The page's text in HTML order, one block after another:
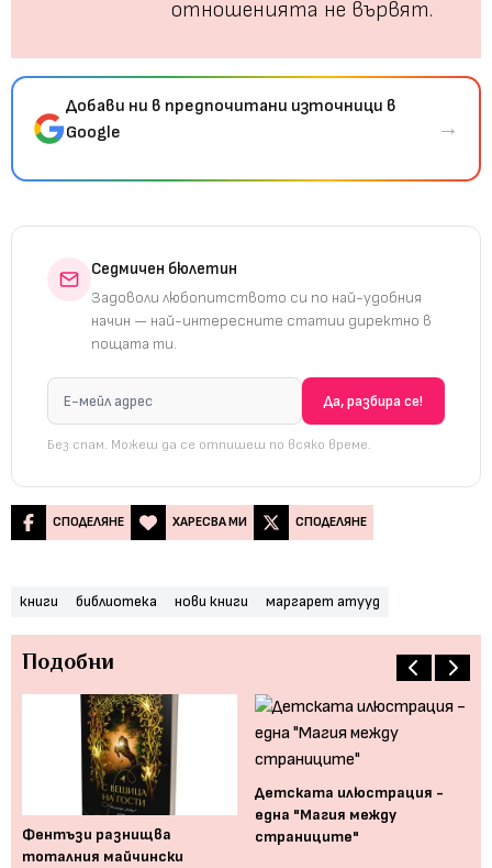
отношенията не вървят.
Добави ни в предпочитани източници в
Google
→
Седмичен бюлетин
Задоволи любопитството си по най-удобния
начин — най-интересните статии директно в
пощата ти.
Без спам. Можеш да се отпишеш по всяко време.
СПОДЕЛЯНЕ ХАРЕСВА МИ СПОДЕЛЯНЕ
книги библиотека нови книги маргарет атууд
Подобни
Фентъзи разнищва
тоталния майчински
Детската илюстрация -
една "Магия между
страниците"